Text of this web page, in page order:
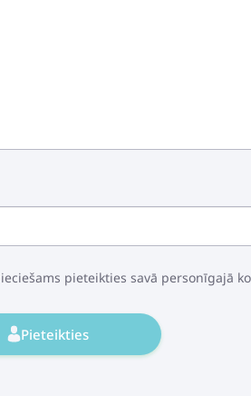
pieteikties savā personīgajā
Pieteikties